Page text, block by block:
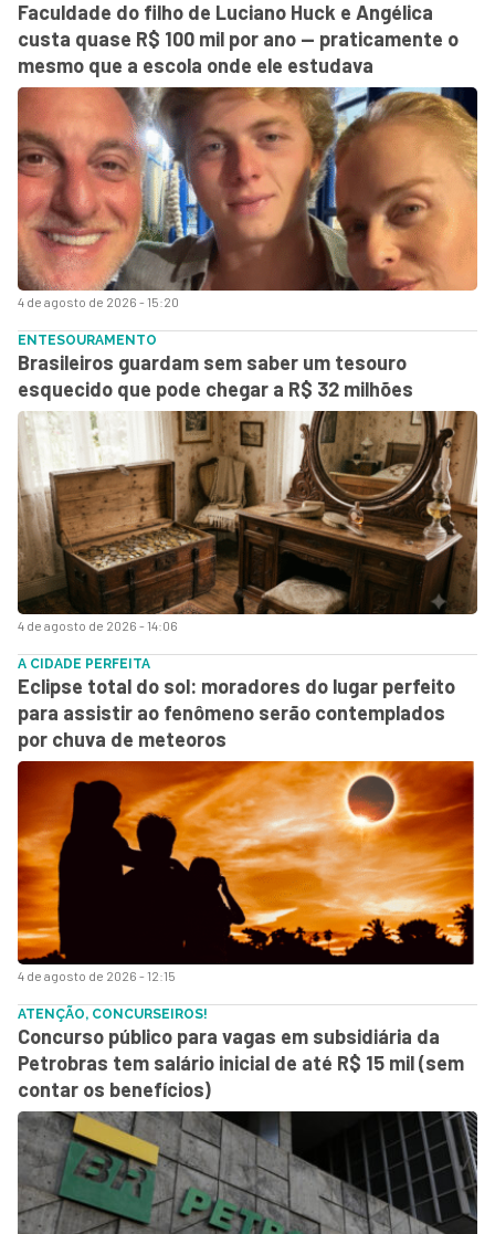
4 de agosto de 2026 - 15:20
Faculdade do filho de Luciano Huck e Angélica
custa quase R$ 100 mil por ano — praticamente o
mesmo que a escola onde ele estudava
4 de agosto de 2026 - 14:06
ENTESOURAMENTO
Brasileiros guardam sem saber um tesouro
esquecido que pode chegar a R$ 32 milhões
4 de agosto de 2026 - 12:15
A CIDADE PERFEITA
Eclipse total do sol: moradores do lugar perfeito
para assistir ao fenômeno serão contemplados
por chuva de meteoros
ATENÇÃO, CONCURSEIROS!
Concurso público para vagas em subsidiária da
Petrobras tem salário inicial de até R$ 15 mil (sem
contar os benefícios)